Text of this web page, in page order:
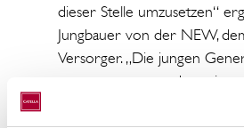
dieser Stelle umzusetzen“
Jungbauer von der NEW,
Versorger. „Die jungen
erwartet von uns, dass wir